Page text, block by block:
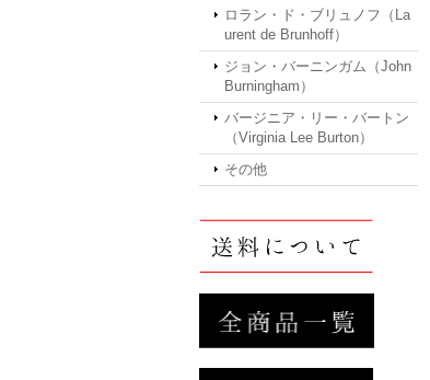
ロラン・ド・ブリュノフ（La
urent de Brunhoff）
ジョン・バーニンガム（John
Burningham）
バージニア・リー・バートン
（Virginia Lee Burton）
その他